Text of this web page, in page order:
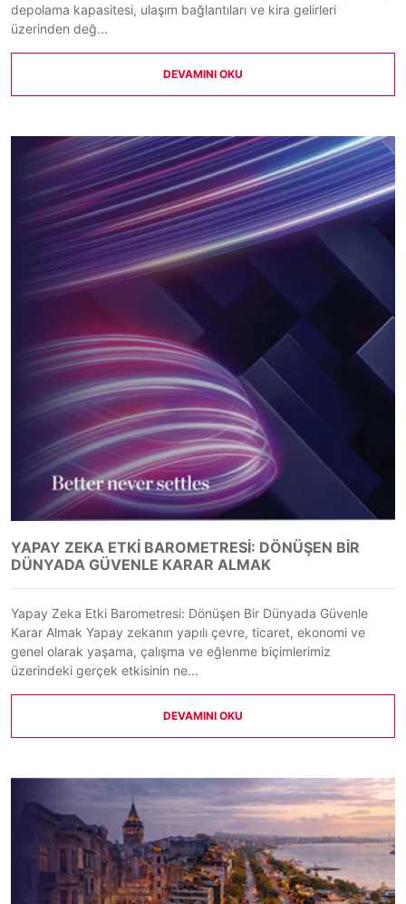
depolama kapasitesi, ulaşım bağlantıları ve kira gelirleri
üzerinden değ...
DEVAMINI OKU
YAPAY ZEKA ETKI BAROMETRESI: DÖNÜŞEN BIR
DÜNYADA GÜVENLE KARAR ALMAK
Yapay Zeka Etki Barometresi: Dönüşen Bir Dünyada Güvenle
Karar Almak Yapay zekanın yapılı çevre, ticaret, ekonomi ve
genel olarak yaşama, çalışma ve eğlenme biçimlerimiz
üzerindeki gerçek etkisinin ne...
DEVAMINI OKU